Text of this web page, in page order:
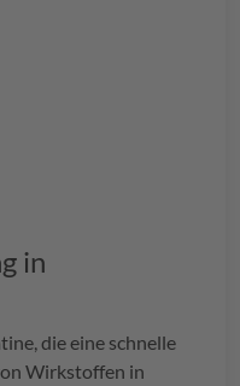
in
die eine schnelle
Wirkstoffen in